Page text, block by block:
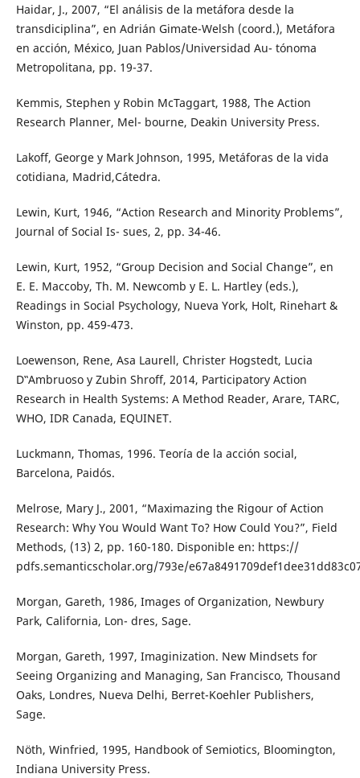
Haidar, J., 2007, “El análisis de la metáfora desde la
transdiciplina”, en Adrián Gimate-Welsh (coord.), Metáfora
en acción, México, Juan Pablos/Universidad Au- tónoma
Metropolitana, pp. 19-37.
Kemmis, Stephen y Robin McTaggart, 1988, The Action
Research Planner, Mel- bourne, Deakin University Press.
Lakoff, George y Mark Johnson, 1995, Metáforas de la vida
cotidiana, Madrid,Cátedra.
Lewin, Kurt, 1946, “Action Research and Minority Problems”,
Journal of Social Is- sues, 2, pp. 34-46.
Lewin, Kurt, 1952, “Group Decision and Social Change”, en
E. E. Maccoby, Th. M. Newcomb y E. L. Hartley (eds.),
Readings in Social Psychology, Nueva York, Holt, Rinehart &
Winston, pp. 459-473.
Loewenson, Rene, Asa Laurell, Christer Hogstedt, Lucia
D‟Ambruoso y Zubin Shroff, 2014, Participatory Action
Research in Health Systems: A Method Reader, Arare, TARC,
WHO, IDR Canada, EQUINET.
Luckmann, Thomas, 1996. Teoría de la acción social,
Barcelona, Paidós.
Melrose, Mary J., 2001, “Maximazing the Rigour of Action
Research: Why You Would Want To? How Could You?”, Field
Methods, (13) 2, pp. 160-180. Disponible en: https://
pdfs.semanticscholar.org/793e/
Morgan, Gareth, 1986, Images of Organization, Newbury
Park, California, Lon- dres, Sage.
Morgan, Gareth, 1997, Imaginization. New Mindsets for
Seeing Organizing and Managing, San Francisco, Thousand
Oaks, Londres, Nueva Delhi, Berret-Koehler Publishers,
Sage.
Nöth, Winfried, 1995, Handbook of Semiotics, Bloomington,
Indiana University Press.